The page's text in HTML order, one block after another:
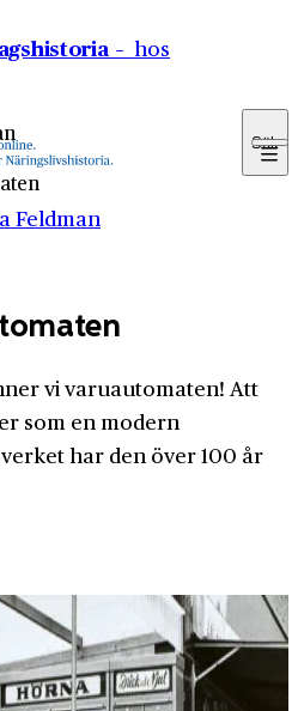
– hos
Sök
Feldman
vi varuautomaten! Att
som en modern
har den över 100 år